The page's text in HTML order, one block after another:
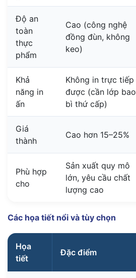
Độ an
toàn
thực
phẩm
Cao (công nghệ
đồng đùn, không
keo)
Khả
năng in
ấn
Không in trực tiếp
được (cần lớp bao
bì thứ cấp)
Giá
thành
Cao hơn 15–25%
Phù hợp
cho
Sản xuất quy mô
lớn, yêu cầu chất
lượng cao
Các họa tiết nổi và tùy chọn
Họa
tiết
Đặc điểm